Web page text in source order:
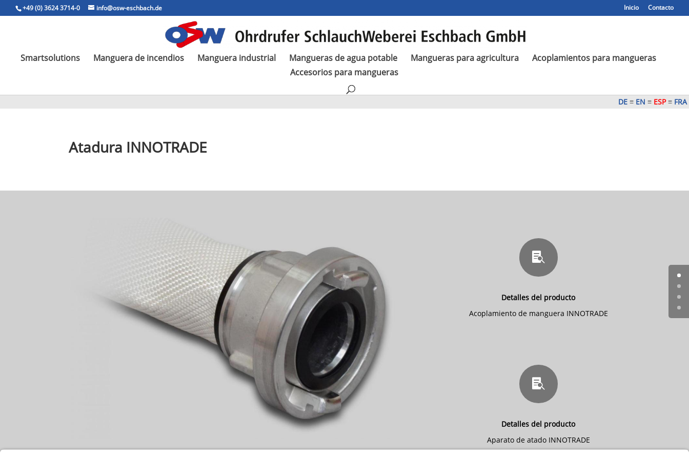
+49 (0) 3624 3714-0 info@osw-eschbach.de Inicio Contacto
Smartsolutions Manguera de incendios Manguera industrial Mangueras de agua potable Mangueras para agricultura
Acoplamientos para mangueras
Accesorios para mangueras
DE ≡ EN ≡ ESP≡ FRA
Atadura INNOTRADE

Detalles del producto
Acoplamiento de manguera INNOTRADE

Detalles del producto
Aparato de atado INNOTRADE